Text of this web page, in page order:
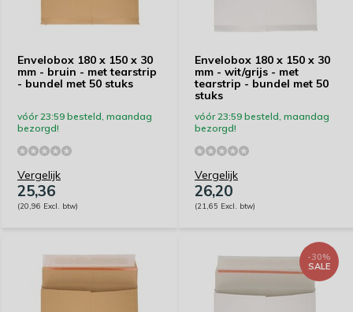
Envelobox 180 x 150 x 30
mm - bruin - met tearstrip
- bundel met 50 stuks
vóór 23:59 besteld, maandag
bezorgd!
Vergelijk
25,36
(20,96 Excl. btw)
Envelobox 180 x 150 x 30
mm - wit/grijs - met
tearstrip - bundel met 50
stuks
vóór 23:59 besteld, maandag
bezorgd!
Vergelijk
26,20
(21,65 Excl. btw)
-30%
SALE